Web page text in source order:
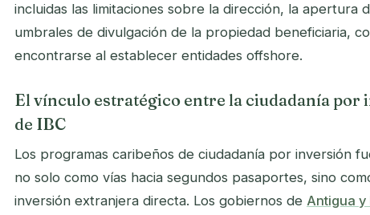
incluidas las limitaciones sobre la dirección, la apertura
umbrales de divulgación de la propiedad beneficiaria,
encontrarse al establecer entidades offshore.
El vínculo estratégico entre la ciudadanía
de IBC
Los programas caribeños de ciudadanía por inversión
no solo como vías hacia segundos pasaportes, sino
inversión extranjera directa. Los gobiernos de Antigua y